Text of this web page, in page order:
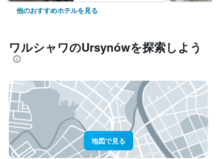
他のおすすめホテルを見る
ワルシャワ​のUrsynów​を探索しよう
地図で見る